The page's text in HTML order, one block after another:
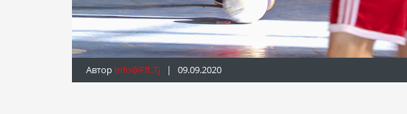
Автор Info@fft.tj | 09.09.2020